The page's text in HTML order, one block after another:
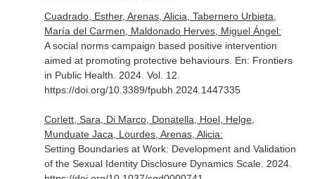
Cuadrado, Esther, Arenas, Alicia, Tabernero Urbieta,
María del Carmen, Maldonado Herves, Miguel Ángel:
A social norms campaign based positive intervention
aimed at promoting protective behaviours. En: Frontiers
in Public Health . 2024. Vol. 12.
https://doi.org/10.3389/fpubh.2024.1447335
Corlett, Sara, Di Marco, Donatella, Hoel, Helge,
Munduate Jaca, Lourdes, Arenas, Alicia:
Setting Boundaries at Work: Development and Validation
of the Sexual Identity Disclosure Dynamics Scale. 2024.